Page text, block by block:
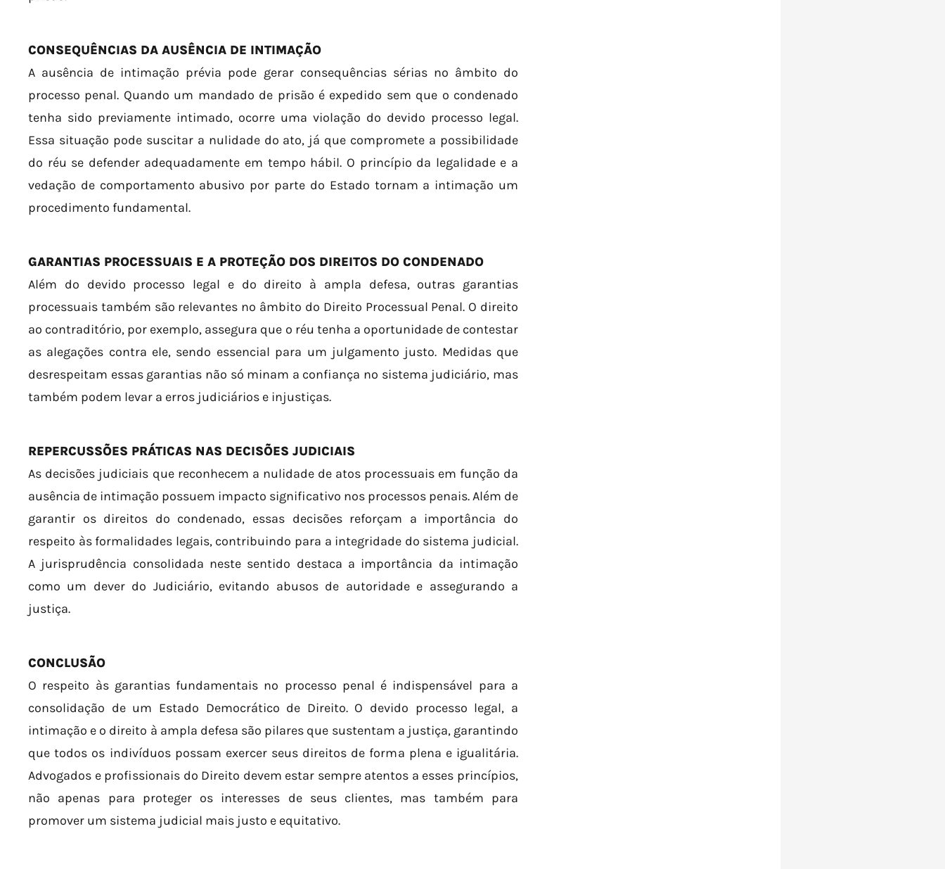
CONSEQUÊNCIAS DA AUSÊNCIA DE INTIMAÇÃO
A ausência de intimação prévia pode gerar consequências sérias no âmbito do
processo penal. Quando um mandado de prisão é expedido sem que o condenado
tenha sido previamente intimado, ocorre uma violação do devido processo legal.
Essa situação pode suscitar a nulidade do ato, já que compromete a possibilidade
do réu se defender adequadamente em tempo hábil. O princípio da legalidade e a
vedação de comportamento abusivo por parte do Estado tornam a intimação um
procedimento fundamental.
GARANTIAS PROCESSUAIS E A PROTEÇÃO DOS DIREITOS DO CONDENADO
Além do devido processo legal e do direito à ampla defesa, outras garantias
processuais também são relevantes no âmbito do Direito Processual Penal. O direito
ao contraditório, por exemplo, assegura que o réu tenha a oportunidade de contestar
as alegações contra ele, sendo essencial para um julgamento justo. Medidas que
desrespeitam essas garantias não só minam a confiança no sistema judiciário, mas
também podem levar a erros judiciários e injustiças.
REPERCUSSÕES PRÁTICAS NAS DECISÕES JUDICIAIS
As decisões judiciais que reconhecem a nulidade de atos processuais em função da
ausência de intimação possuem impacto significativo nos processos penais. Além de
garantir os direitos do condenado, essas decisões reforçam a importância do
respeito às formalidades legais, contribuindo para a integridade do sistema judicial.
A jurisprudência consolidada neste sentido destaca a importância da intimação
como um dever do Judiciário, evitando abusos de autoridade e assegurando a
justiça.
CONCLUSÃO
O respeito às garantias fundamentais no processo penal é indispensável para a
consolidação de um Estado Democrático de Direito. O devido processo legal, a
intimação e o direito à ampla defesa são pilares que sustentam a justiça, garantindo
que todos os indivíduos possam exercer seus direitos de forma plena e igualitária.
Advogados e profissionais do Direito devem estar sempre atentos a esses princípios,
não apenas para proteger os interesses de seus clientes, mas também para
promover um sistema judicial mais justo e equitativo.